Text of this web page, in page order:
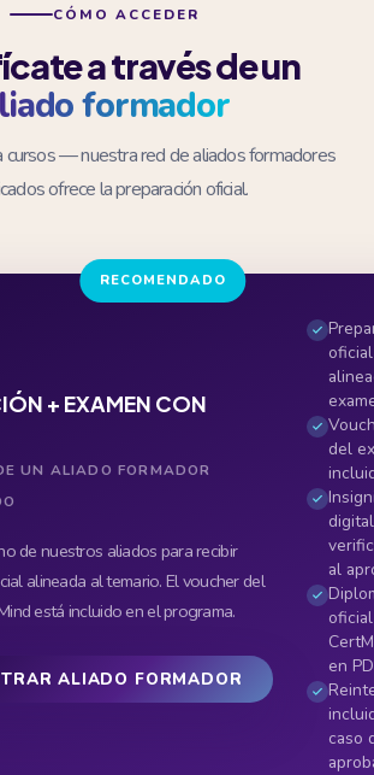
CÓMO ACCEDER
a través de un
formador
cursos — nuestra red de aliados formadores
ofrece la preparación oficial.
RECOMENDADO
+ EXAMEN CON
UN ALIADO FORMADOR
de nuestros aliados para recibir
alineada al temario. El voucher del
está incluido en el programa.
ALIADO FORMADOR
oficial
del
digital
al
oficial
en
caso